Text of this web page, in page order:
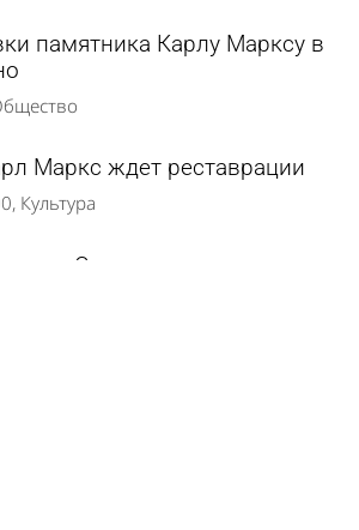
памятника Карлу Марксу в
Маркс ждет реставрации
Культура
Советскую площадь